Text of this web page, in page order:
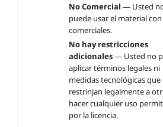
No Comercial — Usted
puede usar el material
comerciales.
No hay restricciones
adicionales— Usted no
aplicar términos legales ni
medidas tecnológicas que
restrinjan legalmente a
hacer cualquier uso
por la licencia.